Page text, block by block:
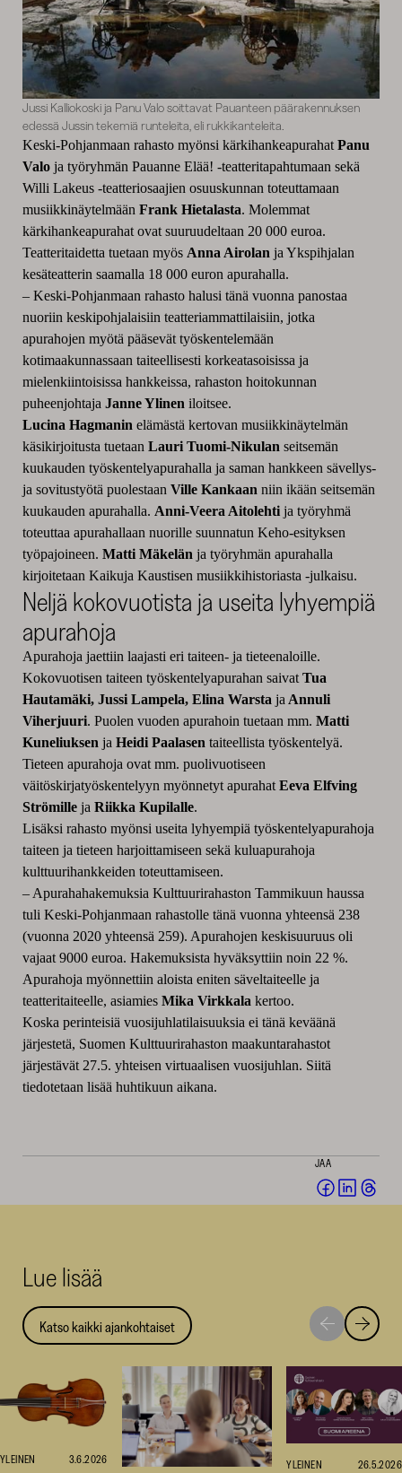
Jussi Kalliokoski ja Panu Valo soittavat Pauanteen päärakennuksen
edessä Jussin tekemiä runteleita, eli rukkikanteleita.
Keski-Pohjanmaan rahasto myönsi kärkihankeapurahat Panu
Valoja työryhmän Pauanne Elää! -teatteritapahtumaan sekä
Willi Lakeus -teatteriosaajien osuuskunnan toteuttamaan
musiikkinäytelmään Frank Hietalasta. Molemmat
kärkihankeapurahat ovat suuruudeltaan 20 000 euroa.
Teatteritaidetta tuetaan myös Anna Airolan ja Ykspihjalan
kesäteatterin saamalla 18 000 euron apurahalla.
– Keski-Pohjanmaan rahasto halusi tänä vuonna panostaa
nuoriin keskipohjalaisiin teatteriammattilaisiin, jotka
apurahojen myötä pääsevät työskentelemään
kotimaakunnassaan taiteellisesti korkeatasoisissa ja
mielenkiintoisissa hankkeissa, rahaston hoitokunnan
puheenjohtaja Janne Ylinen iloitsee.
Lucina Hagmanin elämästä kertovan musiikkinäytelmän
käsikirjoitusta tuetaan Lauri Tuomi-Nikulan seitsemän
kuukauden työskentelyapurahalla ja saman hankkeen sävellys-
ja sovitustyötä puolestaan Ville Kankaan niin ikään seitsemän
kuukauden apurahalla. Anni-Veera Aitolehti ja työryhmä
toteuttaa apurahallaan nuorille suunnatun Keho-esityksen
työpajoineen. Matti Mäkelän ja työryhmän apurahalla
kirjoitetaan Kaikuja Kaustisen musiikkihistoriasta -julkaisu.
Neljä kokovuotista ja useita lyhyempiä
apurahoja
Apurahoja jaettiin laajasti eri taiteen- ja tieteenaloille.
Kokovuotisen taiteen työskentelyapurahan saivat Tua
Hautamäki, Jussi Lampela, Elina Warsta ja Annuli
Viherjuuri. Puolen vuoden apurahoin tuetaan mm. Matti
Kuneliuksen ja Heidi Paalasen taiteellista työskentelyä.
Tieteen apurahoja ovat mm. puolivuotiseen
väitöskirjatyöskentelyyn myönnetyt apurahat Eeva Elfving
Strömilleja Riikka Kupilalle.
Lisäksi rahasto myönsi useita lyhyempiä työskentelyapurahoja
taiteen ja tieteen harjoittamiseen sekä kuluapurahoja
kulttuurihankkeiden toteuttamiseen.
– Apurahahakemuksia Kulttuurirahaston Tammikuun haussa
tuli Keski-Pohjanmaan rahastolle tänä vuonna yhteensä 238
(vuonna 2020 yhteensä 259). Apurahojen keskisuuruus oli
vajaat 9000 euroa. Hakemuksista hyväksyttiin noin 22 %.
Apurahoja myönnettiin aloista eniten säveltaiteelle ja
teatteritaiteelle, asiamies Mika Virkkala kertoo.
Koska perinteisiä vuosijuhlatilaisuuksia ei tänä keväänä
järjestetä, Suomen Kulttuurirahaston maakuntarahastot
järjestävät 27.5. yhteisen virtuaalisen vuosijuhlan. Siitä
tiedotetaan lisää huhtikuun aikana.
JAA
Jaa Jaa
Lue lisää
Katso kaikki ajankohtaiset
Siirry
seuraavaan
Siirry
YLEINEN 3.6.2026 YLEINEN 26.5.2026